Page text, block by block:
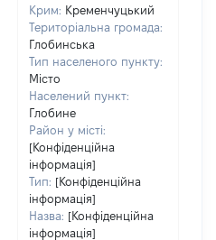
Крим: Кременчуцький
Територіальна громада:
Глобинська
Тип населеного пункту:
Місто
Населений пункт:
Глобине
Район у місті:
[Конфіденційна
інформація]
Тип: [Конфіденційна
інформація]
Назва: [Конфіденційна
інформація]